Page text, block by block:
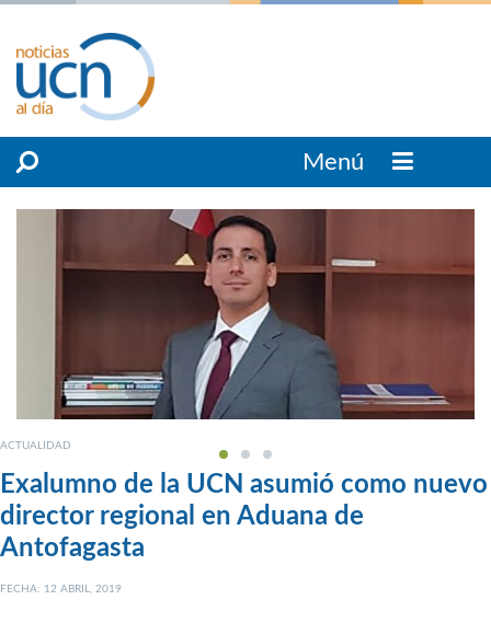
Menú
ACTUALIDAD
Exalumno de la UCN asumió como nuevo
director regional en Aduana de
Antofagasta
FECHA: 12 ABRIL, 2019